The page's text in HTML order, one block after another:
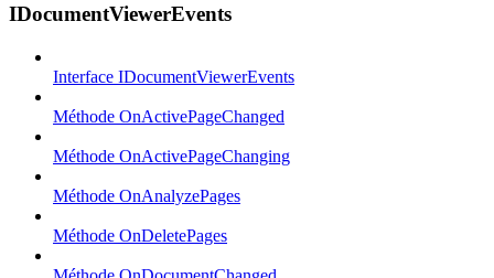
IDocumentViewerEvents
Interface IDocumentViewerEvents
Méthode OnActivePageChanged
Méthode OnActivePageChanging
Méthode OnAnalyzePages
Méthode OnDeletePages